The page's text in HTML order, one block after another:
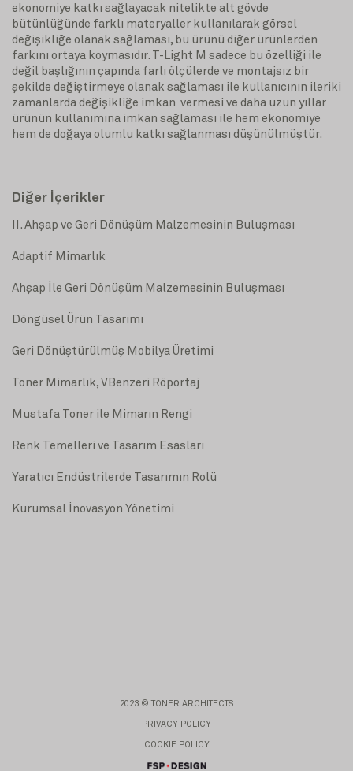
ekonomiye katkı sağlayacak nitelikte alt gövde
bütünlüğünde farklı materyaller kullanılarak görsel
değişikliğe olanak sağlaması, bu ürünü diğer ürünlerden
farkını ortaya koymasıdır. T-Light M sadece bu özelliği ile
değil başlığının çapında farlı ölçülerde ve montajsız bir
şekilde değiştirmeye olanak sağlaması ile kullanıcının ileriki
zamanlarda değişikliğe imkan vermesi ve daha uzun yıllar
ürünün kullanımına imkan sağlaması ile hem ekonomiye
hem de doğaya olumlu katkı sağlanması düşünülmüştür.
Diğer İçerikler
II. Ahşap ve Geri Dönüşüm Malzemesinin Buluşması
Adaptif Mimarlık
Ahşap İle Geri Dönüşüm Malzemesinin Buluşması
Döngüsel Ürün Tasarımı
Geri Dönüştürülmüş Mobilya Üretimi
Toner Mimarlık, VBenzeri Röportaj
Mustafa Toner ile Mimarın Rengi
Renk Temelleri ve Tasarım Esasları
Yaratıcı Endüstrilerde Tasarımın Rolü
Kurumsal İnovasyon Yönetimi
2023 © TONER ARCHITECTS
PRIVACY POLICY
COOKIE POLICY